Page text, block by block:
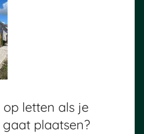
letten als je
plaatsen?